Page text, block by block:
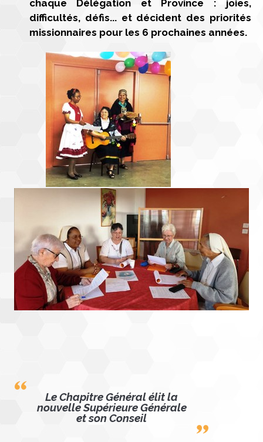
chaque Délégation et Province : joies,
difficultés, défis... et décident des priorités
missionnaires pour les 6 prochaines années.
Le Chapitre Général élit la
nouvelle Supérieure Générale
et son Conseil